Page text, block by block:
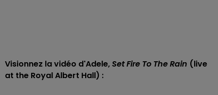
Visionnez la vidéo d'Adele,Set Fire To The Rain (live
at the Royal Albert Hall) :